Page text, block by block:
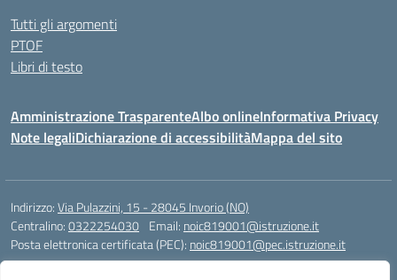
Tutti gli argomenti
PTOF
Libri di testo
Amministrazione TrasparenteAlbo onlineInformativa Privacy
Note legaliDichiarazione di accessibilitàMappa del sito
Indirizzo:Via Pulazzini, 15 - 28045 Invorio (NO)
Centralino:0322254030 Email: noic819001@istruzione.it
Posta elettronica certificata (PEC): noic819001@pec.istruzione.it